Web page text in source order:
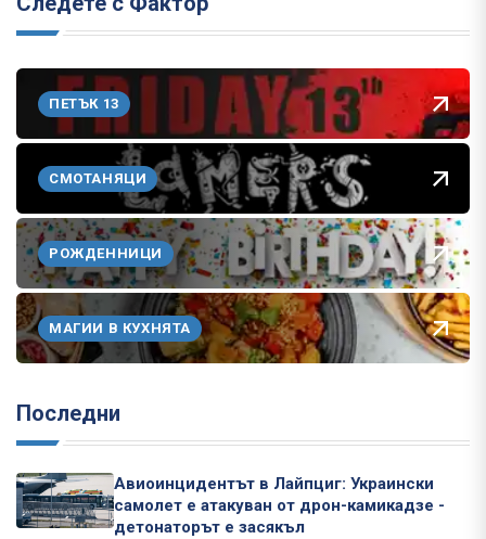
ПЕТЪК 13
СМОТАНЯЦИ
РОЖДЕННИЦИ
МАГИИ В КУХНЯТА
Последни
Авиоинцидентът в Лайпциг: Украински
самолет е атакуван от дрон-камикадзе -
детонаторът е засякъл